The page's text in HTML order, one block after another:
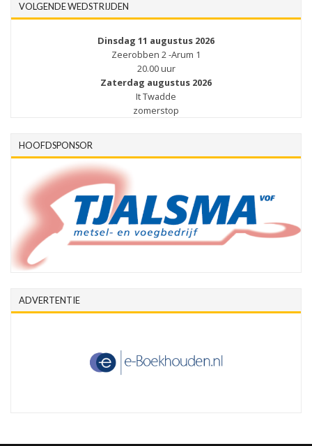
VOLGENDE WEDSTRIJDEN
Dinsdag 11 augustus 2026
Zeerobben 2 -Arum 1
20.00 uur
Zaterdag augustus 2026
It Twadde
zomerstop
HOOFDSPONSOR
ADVERTENTIE